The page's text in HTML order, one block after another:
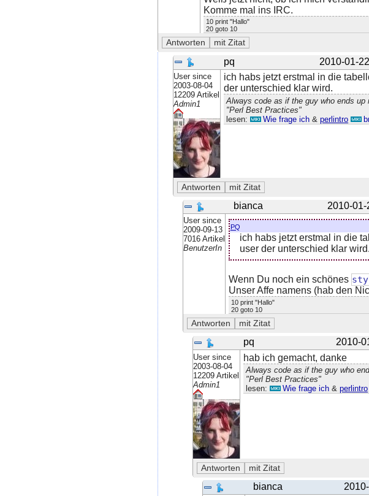
Komme mal ins IRC.
10 print "Hallo"
20 goto 10
pq 2010-01-
User since
2003-08-04
12209 Artikel
Admin1
ich habs jetzt erstmal in die
der unterschied klar wird.
Always code as if the guy who ends
"Perl Best Practices"
lesen:
Wie frage ich &perlintro
bianca 2010-01-
User since
2009-09-13
7016 Artikel
BenutzerIn
pq
ich habs jetzt erstmal in die
user der unterschied klar wird.
Wenn Du noch ein schönes
Unser Affe namens (hab den
10 print "Hallo"
20 goto 10
pq 2010-
User since
2003-08-04
12209 Artikel
Admin1
hab ich gemacht, danke
Always code as if the guy who
"Perl Best Practices"
lesen:
Wie frage ich &perlintro
bianca